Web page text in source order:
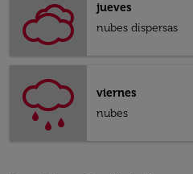
jueves
nubes dispersas
viernes
nubes